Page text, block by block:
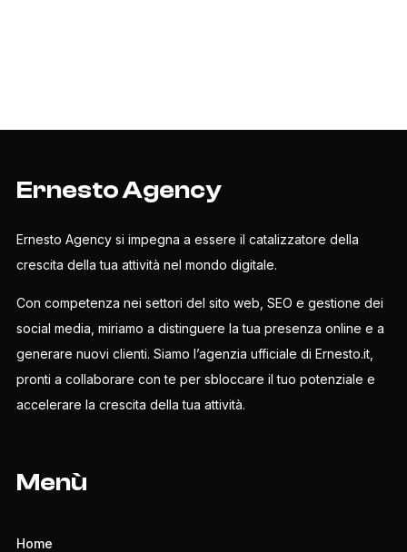
Ernesto Agency
Ernesto Agency si impegna a essere il catalizzatore della
crescita della tua attività nel mondo digitale.
Con competenza nei settori del sito web, SEO e gestione dei
social media, miriamo a distinguere la tua presenza online e a
generare nuovi clienti. Siamo l’agenzia ufficiale di Ernesto.it,
pronti a collaborare con te per sbloccare il tuo potenziale e
accelerare la crescita della tua attività.
Menù
Home